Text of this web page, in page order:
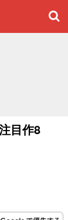
目作8